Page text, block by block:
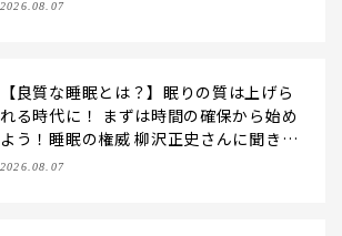
2026.08.07
【良質な睡眠とは？】眠りの質は上げら
れる時代に！ まずは時間の確保から始め
よう！睡眠の権威 柳沢正史さんに聞きま
した
2026.08.07